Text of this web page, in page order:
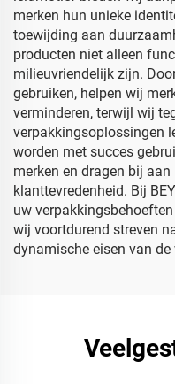
merken hun unieke
toewijding aan
producten niet alleen
milieuvriendelijk zijn.
gebruiken, helpen wij
verminderen, terwijl wij
verpakkingsoplossingen
worden met succes
merken en dragen bij
klanttevredenheid. Bij
uw
wij voortdurend streven
dynamische eisen van